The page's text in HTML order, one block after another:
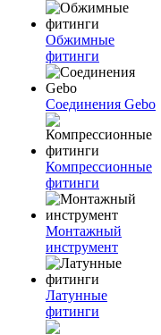
Обжимные
фитинги
Соединения Gebo
Компрессионные
фитинги
Монтажный
инструмент
Латунные
фитинги